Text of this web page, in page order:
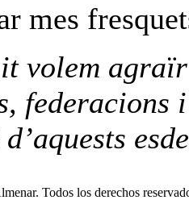
mes
volem
federacions
Todos los derechos